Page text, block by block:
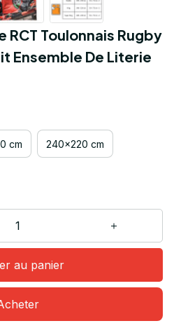
RCT Toulonnais Rugby
Ensemble De Literie
cm 240x220 cm
au panier